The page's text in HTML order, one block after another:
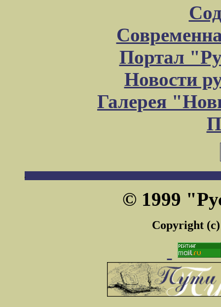
Портал
Новости
Галерея
© 1999
Copyright